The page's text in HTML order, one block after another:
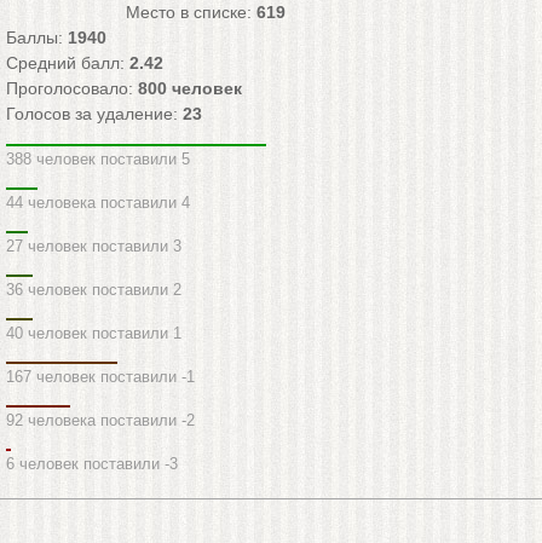
Место в списке: 619
Баллы: 1940
Средний балл: 2.42
Проголосовало: 800 человек
Голосов за удаление: 23
388 человек поставили 5
44 человека поставили 4
27 человек поставили 3
36 человек поставили 2
40 человек поставили 1
167 человек поставили -1
92 человека поставили -2
6 человек поставили -3